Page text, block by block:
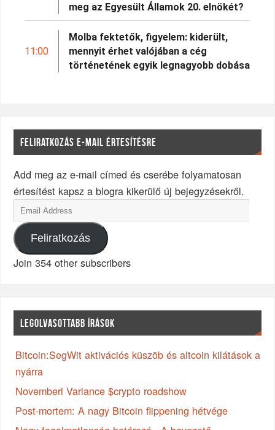
meg az Egyesült Államok 20. elnökét?
11:00
Molba fektetők, figyelem: kiderült,
mennyit érhet valójában a cég
történetének egyik legnagyobb dobása
FELIRATKOZÁS E-MAIL ÉRTESÍTÉSRE
Add meg az e-mail címed és cserébe folyamatosan
értesítést kapsz a blogra kikerülő új bejegyzésekről.
Feliratkozás
Join 354 other subscribers
LEGOLVASOTTABB ÍRÁSOK
Bitcoin:SegWit aktivációs küszöb és altcoin kilátások a
nyárra
Novemberi Variance $crypto roadshow
Post-mortem: A nagy Bitcoin flippening hétvége